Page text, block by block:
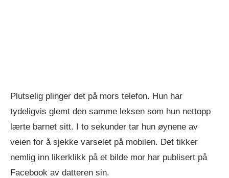
Plutselig plinger det på mors telefon. Hun har
tydeligvis glemt den samme leksen som hun nettopp
lærte barnet sitt. I to sekunder tar hun øynene av
veien for å sjekke varselet på mobilen. Det tikker
nemlig inn likerklikk på et bilde mor har publisert på
Facebook av datteren sin.